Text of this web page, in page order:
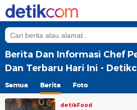
Berita Dan Informasi Chef
Dan Terbaru Hari Ini -
Semua Berita Foto
detikFood